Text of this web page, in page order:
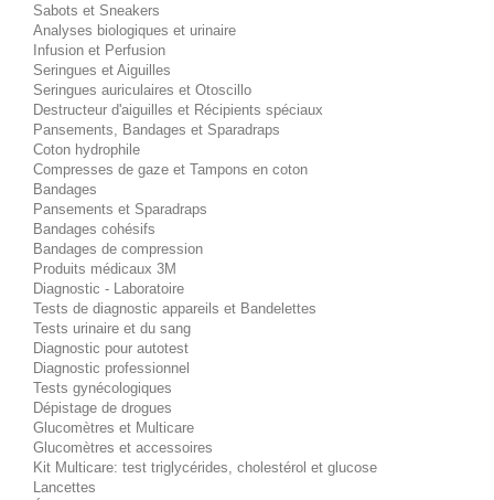
Sabots et Sneakers
Analyses biologiques et urinaire
Infusion et Perfusion
Seringues et Aiguilles
Seringues auriculaires et Otoscillo
Destructeur d'aiguilles et Récipients spéciaux
Pansements, Bandages et Sparadraps
Coton hydrophile
Compresses de gaze et Tampons en coton
Bandages
Pansements et Sparadraps
Bandages cohésifs
Bandages de compression
Produits médicaux 3M
Diagnostic - Laboratoire
Tests de diagnostic appareils et Bandelettes
Tests urinaire et du sang
Diagnostic pour autotest
Diagnostic professionnel
Tests gynécologiques
Dépistage de drogues
Glucomètres et Multicare
Glucomètres et accessoires
Kit Multicare: test triglycérides, cholestérol et glucose
Lancettes